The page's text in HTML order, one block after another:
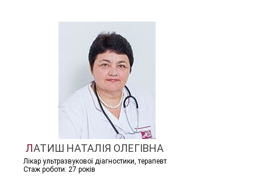
ЛАТИШ НАТАЛІЯ ОЛЕГІВНА
Лікар ультразвукової діагностики, терапевт
Стаж роботи: 27 років